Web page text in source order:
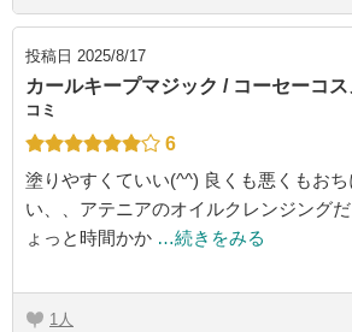
投稿日 2025/8/17
カールキープマジック / コーセーコ
コミ
6
塗りやすくていい(^^) 良くも悪くもおち
い、、アテニアのオイルクレンジング
ょっと時間かか …続きをみる
1